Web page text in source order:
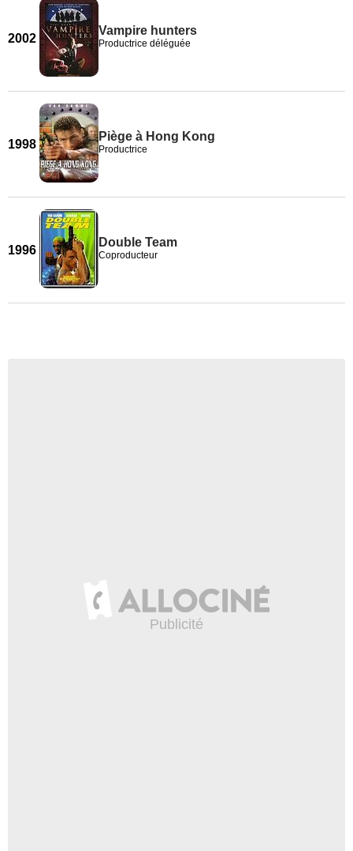
2002
Vampire hunters
Productrice déléguée
1998
Piège à Hong Kong
Productrice
1996
Double Team
Coproducteur